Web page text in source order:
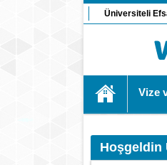
Üniversiteli
Vize
Hoşgeldin